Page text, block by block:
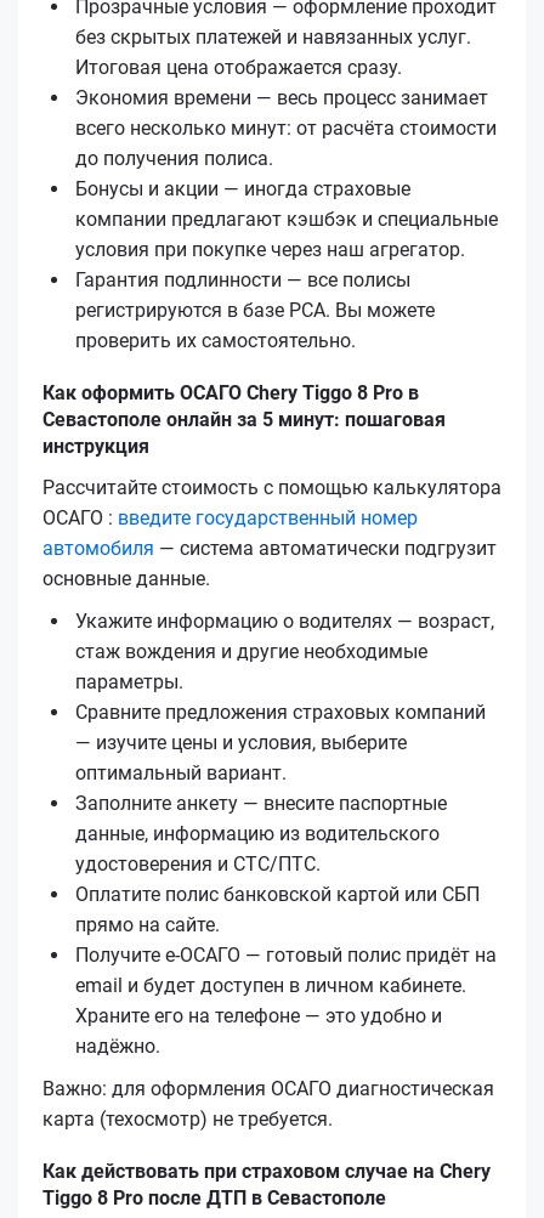
Прозрачные условия — оформление проходит
без скрытых платежей и навязанных услуг.
Итоговая цена отображается сразу.
Экономия времени — весь процесс занимает
всего несколько минут: от расчёта стоимости
до получения полиса.
Бонусы и акции — иногда страховые
компании предлагают кэшбэк и специальные
условия при покупке через наш агрегатор.
Гарантия подлинности — все полисы
регистрируются в базе РСА. Вы можете
проверить их самостоятельно.
Как оформить ОСАГО Chery Tiggo 8 Pro в
Севастополе онлайн за 5 минут: пошаговая
инструкция
Рассчитайте стоимость с помощью калькулятора
ОСАГО : введите государственный номер
автомобиля — система автоматически подгрузит
основные данные.
Укажите информацию о водителях — возраст,
стаж вождения и другие необходимые
параметры.
Сравните предложения страховых компаний
— изучите цены и условия, выберите
оптимальный вариант.
Заполните анкету — внесите паспортные
данные, информацию из водительского
удостоверения и СТС/ПТС.
Оплатите полис банковской картой или СБП
прямо на сайте.
Получите е‑ОСАГО — готовый полис придёт на
email и будет доступен в личном кабинете.
Храните его на телефоне — это удобно и
надёжно.
Важно: для оформления ОСАГО диагностическая
карта (техосмотр) не требуется.
Как действовать при страховом случае на Chery
Tiggo 8 Pro после ДТП в Севастополе